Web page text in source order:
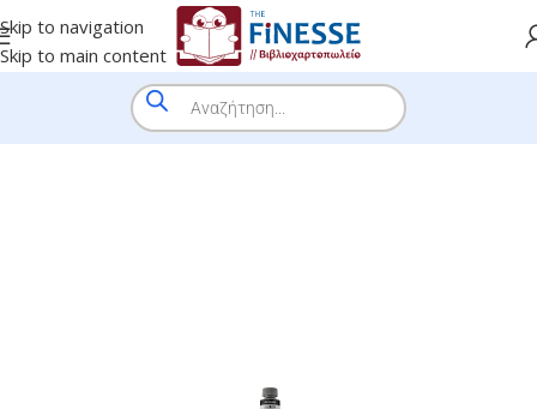
Skip to navigation
Skip to main content
BRANDS